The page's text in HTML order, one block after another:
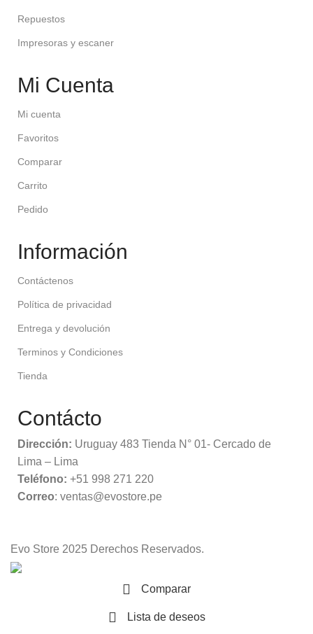
Repuestos
Impresoras y escaner
Mi Cuenta
Mi cuenta
Favoritos
Comparar
Carrito
Pedido
Información
Contáctenos
Política de privacidad
Entrega y devolución
Terminos y Condiciones
Tienda
Contácto
Dirección: Uruguay 483 Tienda N° 01- Cercado de
Lima – Lima
Teléfono: +51 998 271 220
Correo: ventas@evostore.pe
Evo Store 2025 Derechos Reservados.
Comparar
Lista de deseos